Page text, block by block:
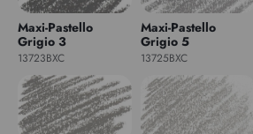
Maxi-Pastello
Grigio 3
13723BXC
Maxi-Pastello
Grigio 5
13725BXC